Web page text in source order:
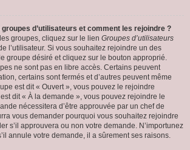
d’utilisateurs et comment les rejoindre ?
groupes, cliquez sur le lien Groupes d’utilisateurs
l’utilisateur. Si vous souhaitez rejoindre un des
groupe désiré et cliquez sur le bouton approprié.
ne sont pas en libre accès. Certains peuvent
certains sont fermés et d’autres peuvent même
est dit « Ouvert », vous pouvez le rejoindre
dit « À la demande », vous pouvez rejoindre le
nécessitera d’être approuvée par un chef de
vous demander pourquoi vous souhaitez rejoindre
s’il approuvera ou non votre demande. N’importunez
annule votre demande, il a sûrement ses raisons.